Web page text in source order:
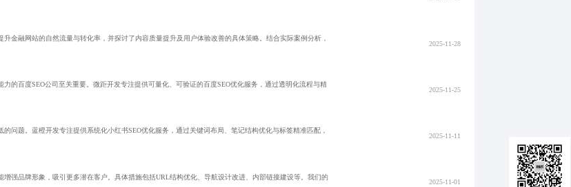
金融网站的自然流量与转化率，并探讨了内容质量提升及用户体验改善的具体策略。结合实际案例分析，
2025-11-28
的百度SEO公司至关重要。微距开发专注提供可量化、可验证的百度SEO优化服务，通过透明化流程与精
2025-11-25
问题。蓝橙开发专注提供系统化小红书SEO优化服务，通过关键词布局、笔记结构优化与标签精准匹配，
2025-11-11
强品牌形象，吸引更多潜在客户。具体措施包括URL结构优化、导航设计改进、内部链接建设等。我们的
2025-11-01